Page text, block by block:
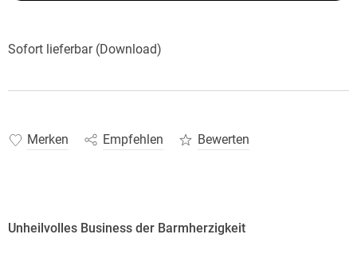
Sofort lieferbar (Download)
Merken Empfehlen Bewerten
Unheilvolles Business der Barmherzigkeit